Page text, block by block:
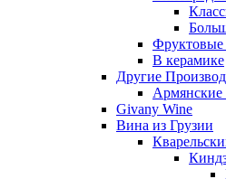
Фруктовые
В керамике
Другие
Армянские
Givany Wine
Вина из Грузии